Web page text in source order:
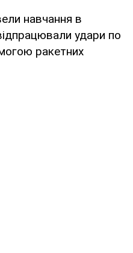
навчання в
удари по
ракетних